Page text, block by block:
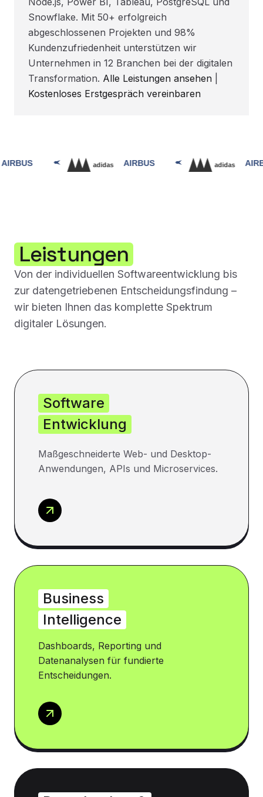
Snowflake. Mit 50+ erfolgreich
abgeschlossenen Projekten und 98%
Kundenzufriedenheit unterstützen wir
Unternehmen in 12 Branchen bei der digitalen
Transformation. Alle Leistungen ansehen
Kostenloses Erstgespräch vereinbaren
Leistungen
Von der individuellen Softwareentwicklung bis
zur datengetriebenen Entscheidungsfindung –
wir bieten Ihnen das komplette Spektrum
digitaler Lösungen.
Software
Entwicklung
Maßgeschneiderte Web- und Desktop-
Anwendungen, APIs und Microservices.
Business
Intelligence
Dashboards, Reporting und
Datenanalysen für fundierte
Entscheidungen.